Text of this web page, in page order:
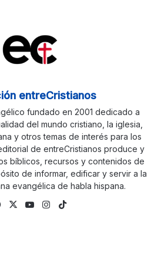
entreCristianos
fundado en 2001 dedicado a
del mundo cristiano, la iglesia,
y otros temas de interés para los
de entreCristianos produce y
bíblicos, recursos y contenidos de
de informar, edificar y servir a la
evangélica de habla hispana.
Facebook
X YouTubeInstagram